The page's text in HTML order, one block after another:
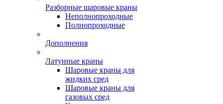
Разборные шаровые краны
Неполнопроходные
Полнопроходные
Дополнения
Латунные краны
Шаровые краны для
жидких сред
Шаровые краны для
газовых сред